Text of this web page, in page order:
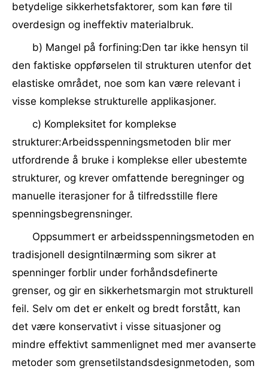
betydelige sikkerhetsfaktorer, som kan føre til
overdesign og ineffektiv materialbruk.
b) Mangel på forfining:Den tar ikke hensyn til
den faktiske oppførselen til strukturen utenfor det
elastiske området, noe som kan være relevant i
visse komplekse strukturelle applikasjoner.
c) Kompleksitet for komplekse
strukturer:Arbeidsspenningsmetoden blir mer
utfordrende å bruke i komplekse eller ubestemte
strukturer, og krever omfattende beregninger og
manuelle iterasjoner for å tilfredsstille flere
spenningsbegrensninger.
Oppsummert er arbeidsspenningsmetoden en
tradisjonell designtilnærming som sikrer at
spenninger forblir under forhåndsdefinerte
grenser, og gir en sikkerhetsmargin mot strukturell
feil. Selv om det er enkelt og bredt forstått, kan
det være konservativt i visse situasjoner og
mindre effektivt sammenlignet med mer avanserte
metoder som grensetilstandsdesignmetoden, som